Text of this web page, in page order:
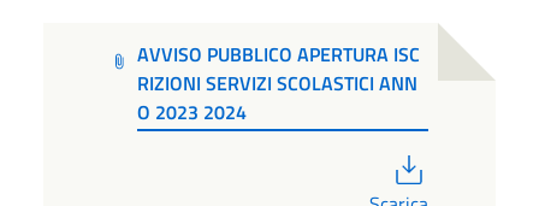
AVVISO PUBBLICO APERTURA ISC
RIZIONI SERVIZI SCOLASTICI ANN
O 2023 2024